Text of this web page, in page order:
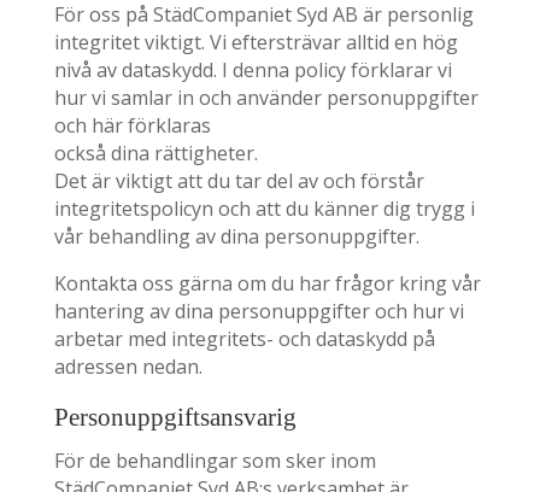
För oss på StädCompaniet Syd AB är personlig
integritet viktigt. Vi eftersträvar alltid en hög
nivå av dataskydd. I denna policy förklarar vi
hur vi samlar in och använder personuppgifter
och här förklaras
också dina rättigheter.
Det är viktigt att du tar del av och förstår
integritetspolicyn och att du känner dig trygg i
vår behandling av dina personuppgifter.
Kontakta oss gärna om du har frågor kring vår
hantering av dina personuppgifter och hur vi
arbetar med integritets- och dataskydd på
adressen nedan.
Personuppgiftsansvarig
För de behandlingar som sker inom